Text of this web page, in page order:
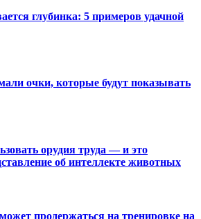
глубинка: 5 примеров удачной
очки, которые будут показывать
орудия труда — и это
об интеллекте животных
продержаться на тренировке на